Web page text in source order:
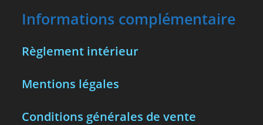
Informations complémentaire
Règlement intérieur
Mentions légales
Conditions générales de vente